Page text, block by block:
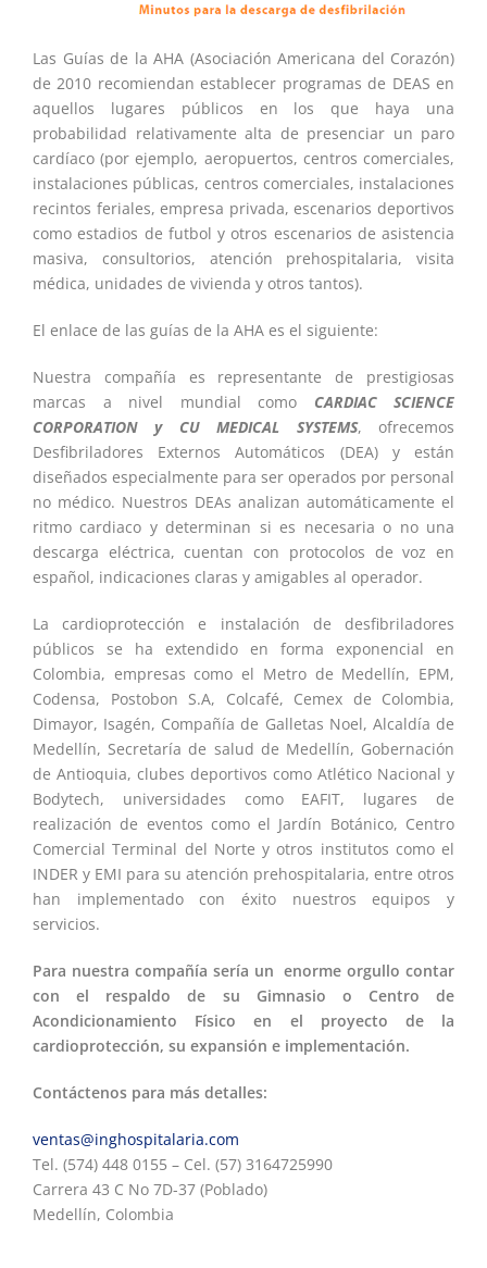
Las Guías de la AHA (Asociación Americana del Corazón)
de 2010 recomiendan establecer programas de DEAS en
aquellos lugares públicos en los que haya una
probabilidad relativamente alta de presenciar un paro
cardíaco (por ejemplo, aeropuertos, centros comerciales,
instalaciones públicas, centros comerciales, instalaciones
recintos feriales, empresa privada, escenarios deportivos
como estadios de futbol y otros escenarios de asistencia
masiva, consultorios, atención prehospitalaria, visita
médica, unidades de vivienda y otros tantos).
El enlace de las guías de la AHA es el siguiente:
Nuestra compañía es representante de prestigiosas
marcas a nivel mundial como CARDIAC SCIENCE
CORPORATION y CU MEDICAL SYSTEMS, ofrecemos
Desfibriladores Externos Automáticos (DEA) y están
diseñados especialmente para ser operados por personal
no médico. Nuestros DEAs analizan automáticamente el
ritmo cardiaco y determinan si es necesaria o no una
descarga eléctrica, cuentan con protocolos de voz en
español, indicaciones claras y amigables al operador.
La cardioprotección e instalación de desfibriladores
públicos se ha extendido en forma exponencial en
Colombia, empresas como el Metro de Medellín, EPM,
Codensa, Postobon S.A, Colcafé, Cemex de Colombia,
Dimayor, Isagén, Compañía de Galletas Noel, Alcaldía de
Medellín, Secretaría de salud de Medellín, Gobernación
de Antioquia, clubes deportivos como Atlético Nacional y
Bodytech, universidades como EAFIT, lugares de
realización de eventos como el Jardín Botánico, Centro
Comercial Terminal del Norte y otros institutos como el
INDER y EMI para su atención prehospitalaria, entre otros
han implementado con éxito nuestros equipos y
servicios.
Para nuestra compañía sería un enorme orgullo contar
con el respaldo de su Gimnasio o Centro de
Acondicionamiento Físico en el proyecto de la
cardioprotección, su expansión e implementación.
Contáctenos para más detalles:
ventas@inghospitalaria.com
Tel. (574) 448 0155 – Cel. (57) 3164725990
Carrera 43 C No 7D-37 (Poblado)
Medellín, Colombia